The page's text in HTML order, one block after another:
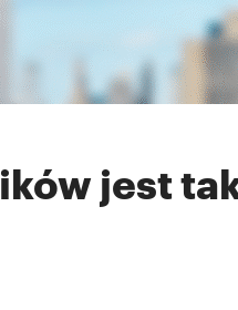
jest